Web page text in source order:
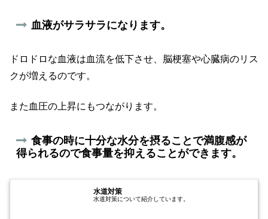
血液がサラサラになります。
ドロドロな血液は血流を低下させ、脳梗塞や心臓病のリス
クが増えるのです。
また血圧の上昇にもつながります。
食事の時に十分な水分を摂ることで満腹感が
得られるので食事量を抑えることができます。
水道対策
水道対策について紹介しています。